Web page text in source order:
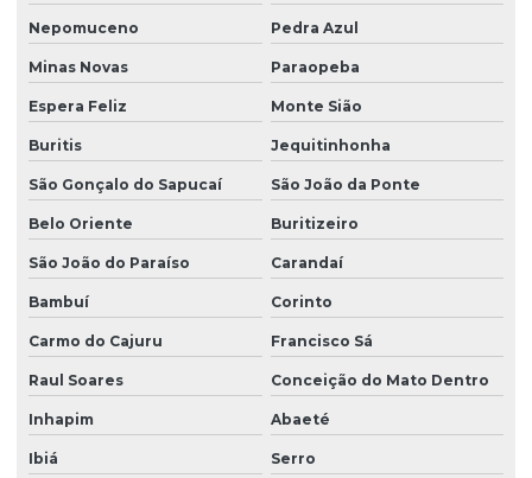
Nepomuceno Pedra Azul
Minas Novas Paraopeba
Espera Feliz Monte Sião
Buritis Jequitinhonha
São Gonçalo do Sapucaí São João da Ponte
Belo Oriente Buritizeiro
São João do Paraíso Carandaí
Bambuí Corinto
Carmo do Cajuru Francisco Sá
Raul Soares Conceição do Mato Dentro
Inhapim Abaeté
Ibiá Serro